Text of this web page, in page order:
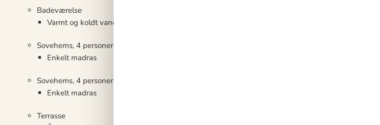
Badeværelse
Varmt og koldt vand, Håndbruser
Sovehems, 4 personer
Enkelt madras
Sovehems, 4 personer
Enkelt madras
Terrasse